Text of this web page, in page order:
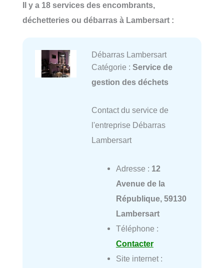
Il y a 18 services des encombrants,
déchetteries ou débarras à Lambersart :
Débarras Lambersart
Catégorie : Service de
gestion des déchets
Contact du service de
l'entreprise Débarras
Lambersart
Adresse : 12
Avenue de la
République, 59130
Lambersart
Téléphone :
Contacter
Site internet :